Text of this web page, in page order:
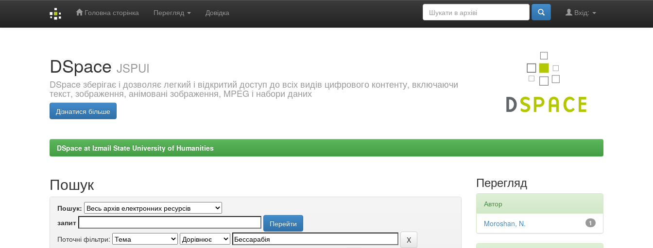
Головна сторінка Перегляд Довідка Вхід:
DSpace JSPUI
DSpace зберігає і дозволяє легкий і відкритий доступ до всіх видів цифрового контенту, включаючи
текст, зображення, анімовані зображення, MPEG і набори даних
Дізнатися більше
DSpace at Izmail State University of Humanities
Пошук
Пошук:
запит
Поточні фільтри:
Перегляд
Автор
1
Moroshan, N.